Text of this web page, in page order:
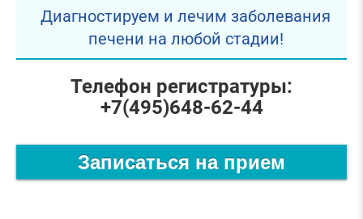
Диагностируем и лечим заболевания
печени на любой стадии!
Телефон регистратуры:
+7(495)648-62-44
Записаться на прием